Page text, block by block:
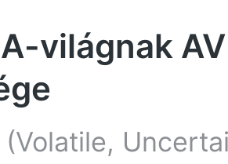
világnak
(Volatile,